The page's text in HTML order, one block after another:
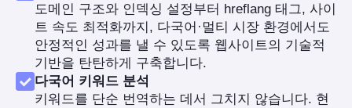
도메인 구조와 인덱싱 설정부터 hreflang 태그, 사이
트 속도 최적화까지, 다국어·멀티 시장 환경에서도
안정적인 성과를 낼 수 있도록 웹사이트의 기술적
기반을 탄탄하게 구축합니다.
다국어 키워드 분석
키워드를 단순 번역하는 데서 그치지 않습니다. 현